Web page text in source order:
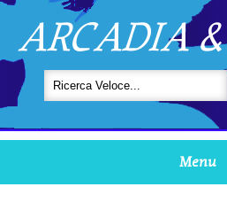
ARCADIA
Menu